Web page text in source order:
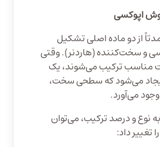
اپوکسی
از دو ماده اصلی تشکیل
و سخت‌کننده (هاردنر). وقتی
مناسب ترکیب می‌شوند، یک
می‌شود که سطحی سخت،
می‌آورد.
نوع و درصد ترکیب، می‌توان
داد: